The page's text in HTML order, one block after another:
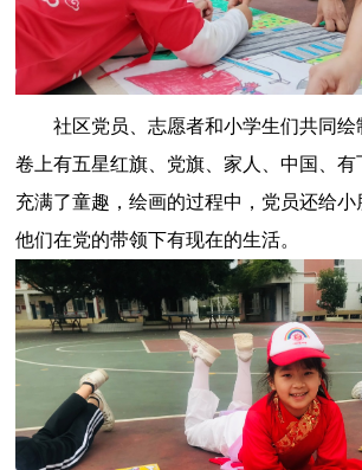
社区党员、志愿者和小学生们共同绘
卷上有五星红旗、党旗、家人、中国、
充满了童趣，绘画的过程中，党员还给
他们在党的带领下有现在的生活。